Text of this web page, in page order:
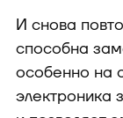
И снова
способна
особенно на
электроника